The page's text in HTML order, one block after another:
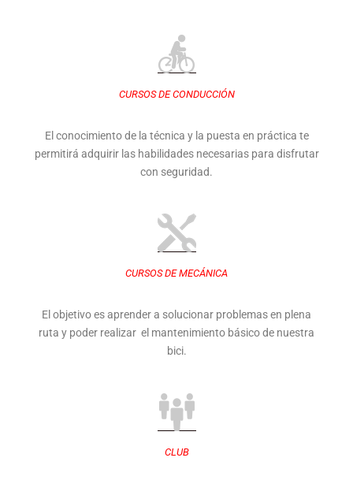
CURSOS DE CONDUCCIÓN
El conocimiento de la técnica y la puesta en práctica te
permitirá adquirir las habilidades necesarias para disfrutar
con seguridad.
CURSOS DE MECÁNICA
El objetivo es aprender a solucionar problemas en plena
ruta y poder realizar el mantenimiento básico de nuestra
bici.
CLUB